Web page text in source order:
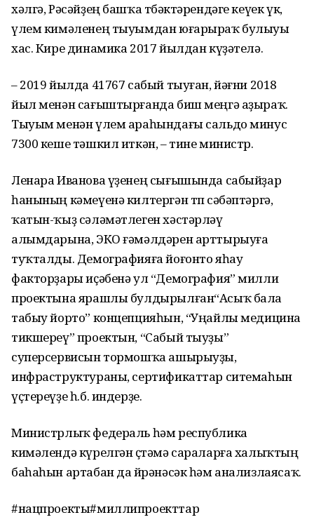
хәлгә, Рәсәйҙең башҡа төбәктәрендәге кеүек үк,
үлем кимәленең тыуымдан юғарыраҡ булыуы
хас. Кире динамика 2017 йылдан күҙәтелә.
– 2019 йылда 41767 сабый тыуған, йәғни 2018
йыл менән сағыштырғанда биш меңгә аҙыраҡ.
Тыуым менән үлем араһындағы сальдо минус
7300 кеше тәшкил иткән, – тине министр.
Ленара Иванова үҙенең сығышында сабыйҙар
һанының кәмеүенә килтергән төп сәбәптәргә,
ҡатын-ҡыҙ сәләмәтлеген хәстәрләү
алымдарына, ЭКО ғәмәлдәрен арттырыуға
туҡталды. Демографияға йоғонто яһау
факторҙары иҫәбенә ул “Демография” милли
проектына ярашлы булдырылған“Асыҡ бала
табыу йорто” концепцияһын, “Уңайлы медицина
тикшереү” проектын, “Сабый тыуҙы”
суперсервисын тормошҡа ашырыуҙы,
инфраструктураны, сертификаттар ситемаһын
үҫтереүҙе һ.б. индерҙе.
Министрлыҡ федераль һәм республика
кимәлендә күрелгән өҫтәмә сараларға халыҡтың
баһаһын артабан да өйрәнәсәк һәм анализлаясаҡ.
#нацпроекты#миллипроекттар